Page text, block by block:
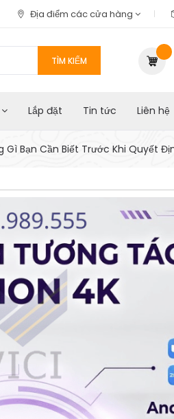
Địa điểm các cửa hàng
TÌM KIẾM
Lắp đặt Tin tức Liên hệ
Bạn Cần Biết Trước Khi Quyết